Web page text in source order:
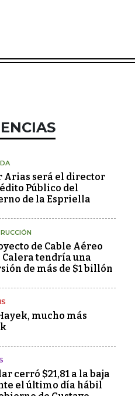
Arias será el director
Público del
de la Espriella
de Cable Aéreo
Calera tendría una
de más de $1 billón
mucho más
cerró $21,81 a la baja
el último día hábil